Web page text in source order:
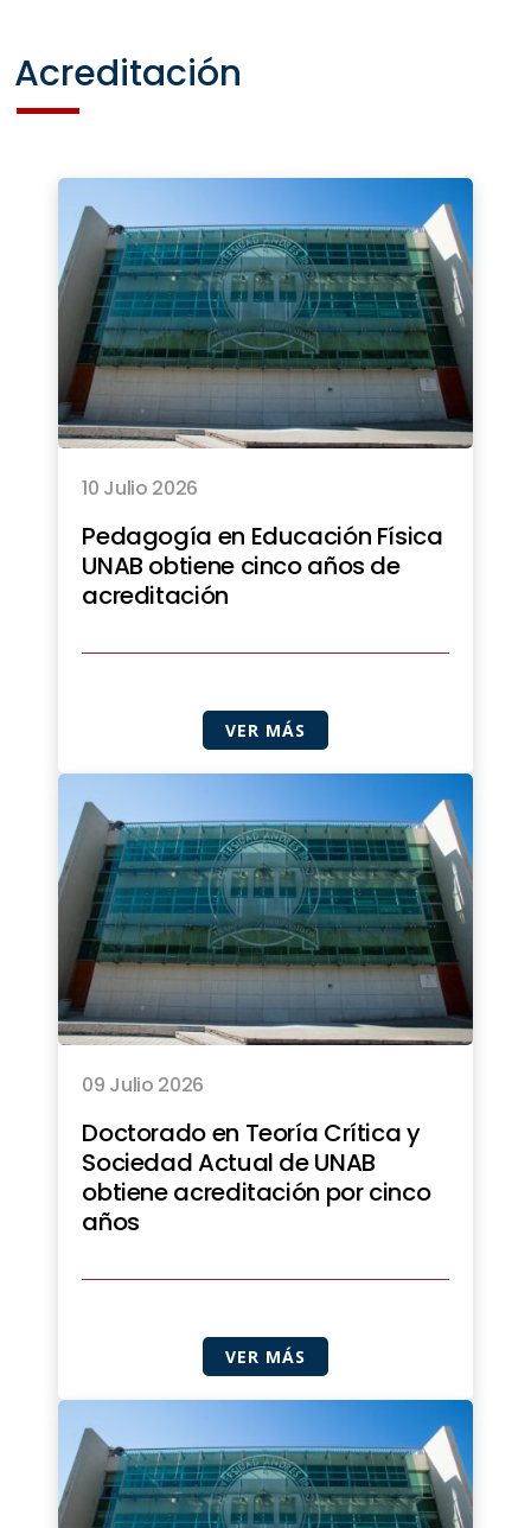
Acreditación
10 Julio 2026
Pedagogía en Educación Física
UNAB obtiene cinco años de
acreditación
VER MÁS
09 Julio 2026
Doctorado en Teoría Crítica y
Sociedad Actual de UNAB
obtiene acreditación por cinco
años
VER MÁS